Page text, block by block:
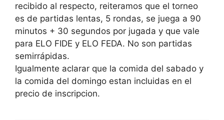
recibido al respecto, reiteramos que el torneo
es de partidas lentas, 5 rondas, se juega a 90
minutos + 30 segundos por jugada y que vale
para ELO FIDE y ELO FEDA. No son partidas
semirrápidas.
Igualmente aclarar que la comida del sabado y
la comida del domingo estan incluidas en el
precio de inscripcion.